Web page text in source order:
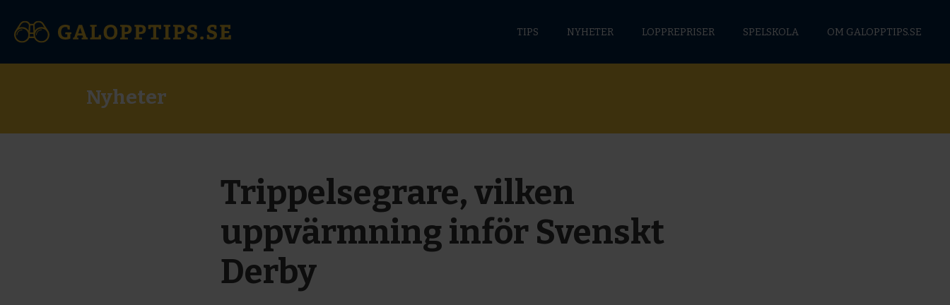
TIPS NYHETER LOPPREPRISER SPELSKOLA OM GALOPPTIPS.SE
Nyheter
Trippelsegrare, vilken
uppvärmning inför Svenskt
Derby